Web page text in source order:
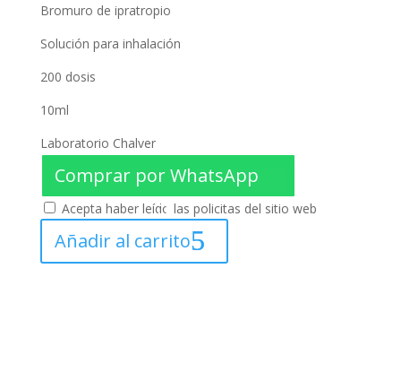
Bromuro de ipratropio
Solución para inhalación
200 dosis
10ml
Laboratorio Chalver
Comprar por WhatsApp
Acepta haber leído las policitas del sitio web
Añadir al carrito